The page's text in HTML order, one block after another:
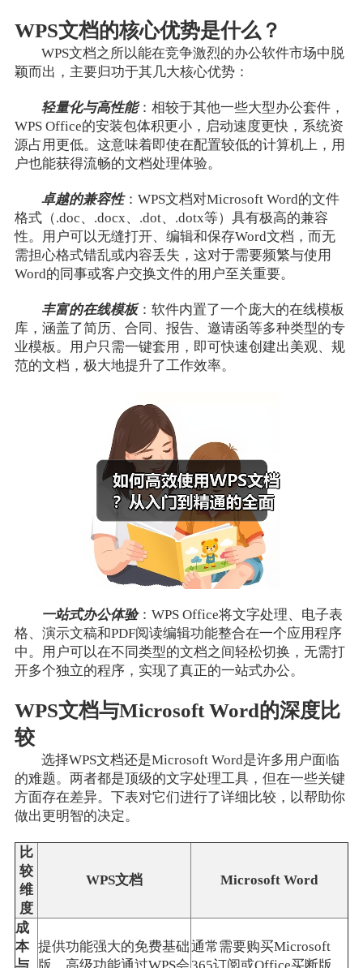
WPS文档的核心优势是什么？
WPS文档之所以能在竞争激烈的办公软件市场中脱
颖而出，主要归功于其几大核心优势：
轻量化与高性能：相较于其他一些大型办公套件，
WPS Office的安装包体积更小，启动速度更快，系统资
源占用更低。这意味着即使在配置较低的计算机上，用
户也能获得流畅的文档处理体验。
卓越的兼容性：WPS文档对Microsoft Word的文件
格式（.doc、.docx、.dot、.dotx等）具有极高的兼容
性。用户可以无缝打开、编辑和保存Word文档，而无
需担心格式错乱或内容丢失，这对于需要频繁与使用
Word的同事或客户交换文件的用户至关重要。
丰富的在线模板：软件内置了一个庞大的在线模板
库，涵盖了简历、合同、报告、邀请函等多种类型的专
业模板。用户只需一键套用，即可快速创建出美观、规
范的文档，极大地提升了工作效率。
一站式办公体验：WPS Office将文字处理、电子表
格、演示文稿和PDF阅读编辑功能整合在一个应用程序
中。用户可以在不同类型的文档之间轻松切换，无需打
开多个独立的程序，实现了真正的一站式办公。
WPS文档与Microsoft Word的深度比
较
选择WPS文档还是Microsoft Word是许多用户面临
的难题。两者都是顶级的文字处理工具，但在一些关键
方面存在差异。下表对它们进行了详细比较，以帮助你
做出更明智的决定。
比
较
维
度
WPS文档 Microsoft Word
成
本 提供功能强大的免费基础通常需要购买Microsoft